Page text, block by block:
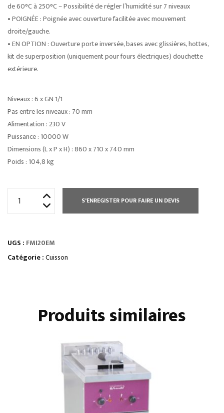
de 60°C à 250°C – Possibilité de régler l’humidité sur 7 niveaux
• POIGNÉE : Poignée avec ouverture facilitée avec mouvement
droite/gauche.
• EN OPTION : Ouverture porte inversée, bases avec glissières, hottes,
kit de superposition (uniquement pour fours électriques) douchette
extérieure.
Niveaux : 6 x GN 1/1
Pas entre les niveaux : 70 mm
Alimentation : 230 V
Puissance : 10000 W
Dimensions (L x P x H) : 860 x 710 x 740 mm
Poids : 104,8 kg
INJECTION
DIRECTE
MECANIQUE
S'ENREGISTER POUR FAIRE UN DEVIS
UGS : FMI20EM
Catégorie :Cuisson
Produits similaires